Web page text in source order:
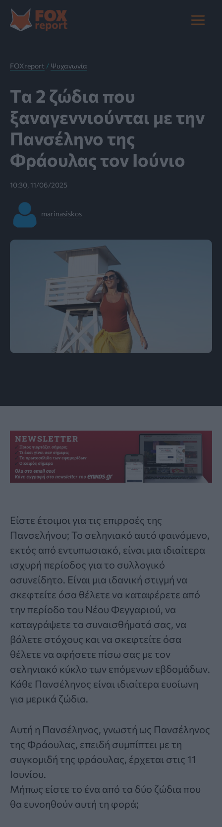
στο
περιεχόμενο
Main
FOXreport / Ψυχαγωγία
Tα 2 ζώδια που
ξαναγεννιούνται με την
Πανσέληνο της
Φράουλας τον Ιούνιο
10:30, 11/06/2025
marinasiskos
Είστε έτοιμοι για τις επιρροές της
Πανσελήνου; Το σεληνιακό αυτό φαινόμενο,
εκτός από εντυπωσιακό, είναι μια ιδιαίτερα
ισχυρή περίοδος για το συλλογικό
ασυνείδητο. Είναι μια ιδανική στιγμή να
σκεφτείτε όσα θέλετε να καταφέρετε από
την περίοδο του Νέου Φεγγαριού, να
καταγράψετε τα συναισθήματά σας, να
βάλετε στόχους και να σκεφτείτε όσα
θέλετε να αφήσετε πίσω σας με τον
σεληνιακό κύκλο των επόμενων εβδομάδων.
Κάθε Πανσέληνος είναι ιδιαίτερα ευοίωνη
για μερικά ζώδια.
Αυτή η Πανσέληνος, γνωστή ως Πανσέληνος
της Φράουλας, επειδή συμπίπτει με τη
συγκομιδή της φράουλας, έρχεται στις 11
Ιουνίου.
Μήπως είστε το ένα από τα δύο ζώδια που
θα ευνοηθούν αυτή τη φορά;